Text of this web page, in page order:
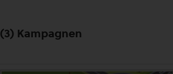
(3) Kampagnen